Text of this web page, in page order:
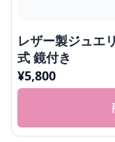
レザー製ジュエ
式 鏡付き
¥5,800